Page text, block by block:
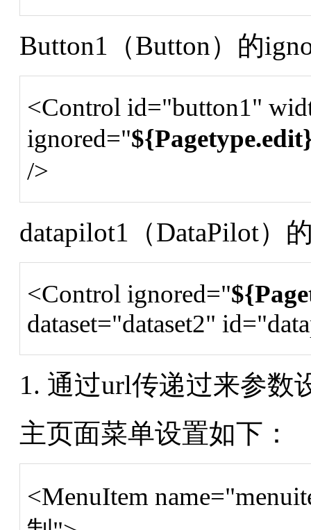
Button1（Button）的
<Control id="button1"
ignored="
/>
datapilot1（DataPilot）
<Control ignored="
dataset="dataset2"
通过url传递过来参数
主页面菜单设置如下：
<MenuItem